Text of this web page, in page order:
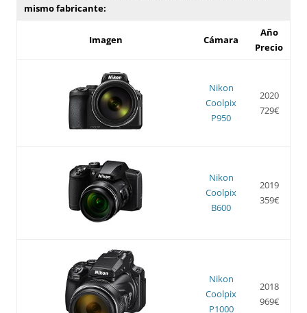
mismo fabricante:
Imagen Cámara
Año
Precio
Nikon
Coolpix
P950
2020
729€
Nikon
Coolpix
B600
2019
359€
Nikon
Coolpix
P1000
2018
969€